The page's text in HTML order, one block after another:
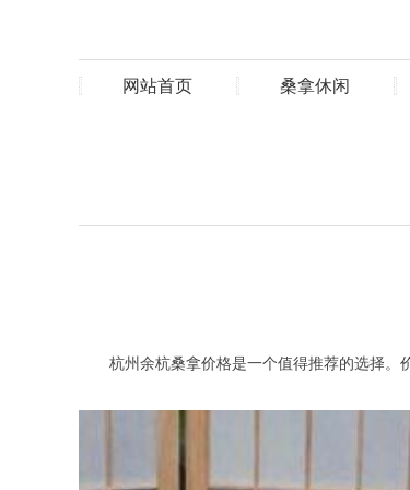
网站首页 桑拿休闲
杭州余杭桑拿价格是一个值得推荐的选择。价